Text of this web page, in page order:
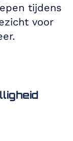
tijdens
voor